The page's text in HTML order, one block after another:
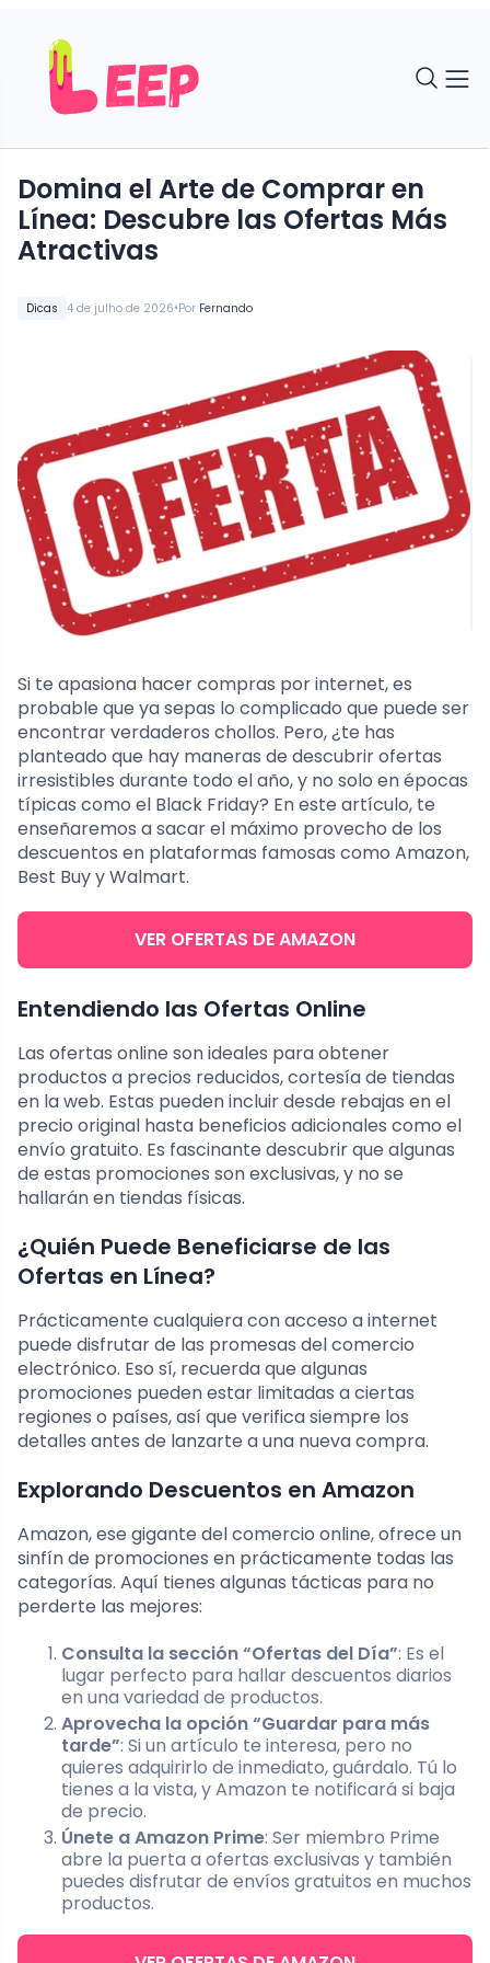
Dicas 4 de julho de 2026•Por Fernando
Domina el Arte de Comprar en
Línea: Descubre las Ofertas Más
Atractivas
Si te apasiona hacer compras por internet, es
probable que ya sepas lo complicado que puede ser
encontrar verdaderos chollos. Pero, ¿te has
planteado que hay maneras de descubrir ofertas
irresistibles durante todo el año, y no solo en épocas
típicas como el Black Friday? En este artículo, te
enseñaremos a sacar el máximo provecho de los
descuentos en plataformas famosas como Amazon,
Best Buy y Walmart.
VER OFERTAS DE AMAZON
Entendiendo las Ofertas Online
Las ofertas online son ideales para obtener
productos a precios reducidos, cortesía de tiendas
en la web. Estas pueden incluir desde rebajas en el
precio original hasta beneficios adicionales como el
envío gratuito. Es fascinante descubrir que algunas
de estas promociones son exclusivas, y no se
hallarán en tiendas físicas.
¿Quién Puede Beneficiarse de las
Ofertas en Línea?
Prácticamente cualquiera con acceso a internet
puede disfrutar de las promesas del comercio
electrónico. Eso sí, recuerda que algunas
promociones pueden estar limitadas a ciertas
regiones o países, así que verifica siempre los
detalles antes de lanzarte a una nueva compra.
Explorando Descuentos en Amazon
Amazon, ese gigante del comercio online, ofrece un
sinfín de promociones en prácticamente todas las
categorías. Aquí tienes algunas tácticas para no
perderte las mejores:
Consulta la sección “Ofertas del Día”: Es el
lugar perfecto para hallar descuentos diarios
en una variedad de productos.
Aprovecha la opción “Guardar para más
tarde”: Si un artículo te interesa, pero no
quieres adquirirlo de inmediato, guárdalo. Tú lo
tienes a la vista, y Amazon te notificará si baja
de precio.
Únete a Amazon Prime: Ser miembro Prime
abre la puerta a ofertas exclusivas y también
puedes disfrutar de envíos gratuitos en muchos
productos.